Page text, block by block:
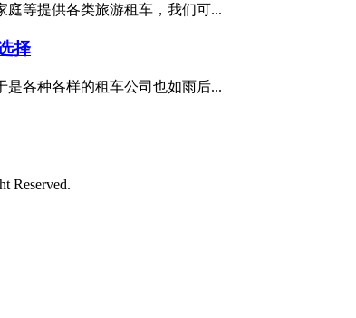
等提供各类旅游租车，我们可...
择
各种各样的租车公司也如雨后...
Reserved.